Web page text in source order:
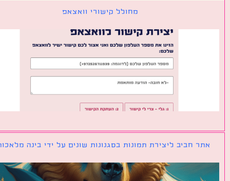
מחולל קישורי וואצאפ
חביב ליצירת תמונות בסגנונות שונים על ידי בינה מלאכותית